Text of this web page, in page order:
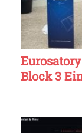
Block 3